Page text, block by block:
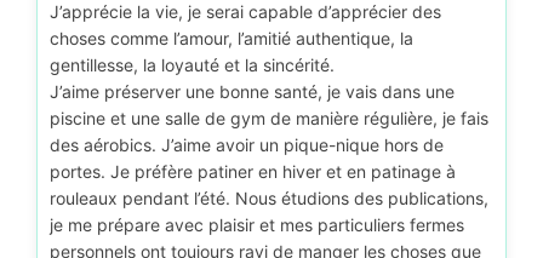
J’apprécie la vie, je serai capable d’apprécier des
choses comme l’amour, l’amitié authentique, la
gentillesse, la loyauté et la sincérité.
J’aime préserver une bonne santé, je vais dans une
piscine et une salle de gym de manière régulière, je fais
des aérobics. J’aime avoir un pique-nique hors de
portes. Je préfère patiner en hiver et en patinage à
rouleaux pendant l’été. Nous étudions des publications,
je me prépare avec plaisir et mes particuliers fermes
personnels ont toujours ravi de manger les choses que